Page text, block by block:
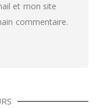
et mon site
commentaire.